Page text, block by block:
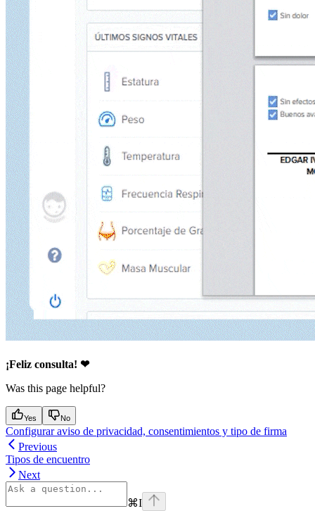
¡Feliz consulta! ❤
Was this page helpful?
Yes No
Configurar aviso de privacidad, consentimientos y tipo de firma
Previous
Tipos de encuentro
Next
⌘I